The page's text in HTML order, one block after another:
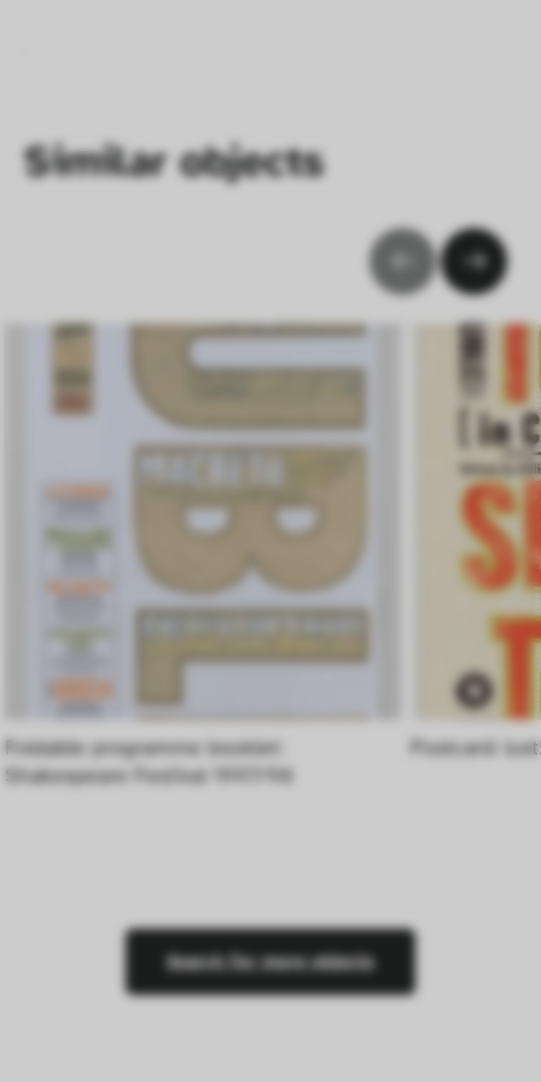
Similar objects
Foldable programme booklet:
Shakespeare Festival 1997/98
Postcard:
Search for more objects